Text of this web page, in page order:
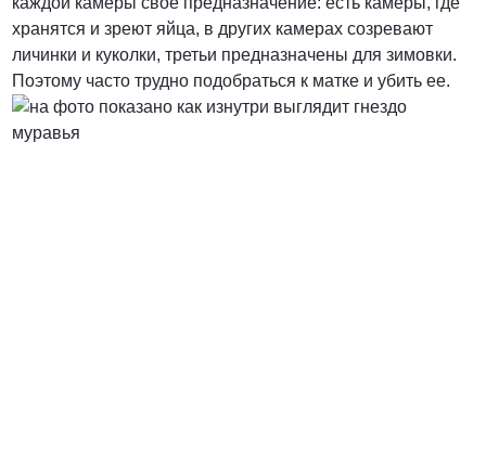
хранятся и зреют яйца, в других камерах созревают
личинки и куколки, третьи предназначены для зимовки.
Поэтому часто трудно подобраться к матке и убить ее.